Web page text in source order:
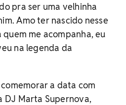
pra ser uma velhinha
Amo ter nascido nesse
quem me acompanha, eu
na legenda da
a data com
DJ Marta Supernova,